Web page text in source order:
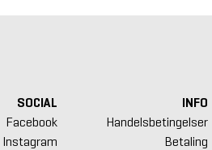
SOCIAL
Facebook
Instagram
INFO
Handelsbetingelser
Betaling